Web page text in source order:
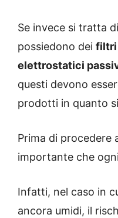
Se invece si tratta
possiedono dei filtri
elettrostatici
questi devono
prodotti in quanto
Prima di procedere
importante che
Infatti, nel caso in
ancora umidi, il